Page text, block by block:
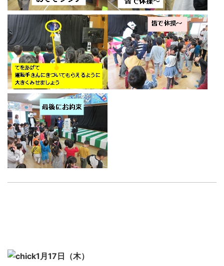
1月17日（木）